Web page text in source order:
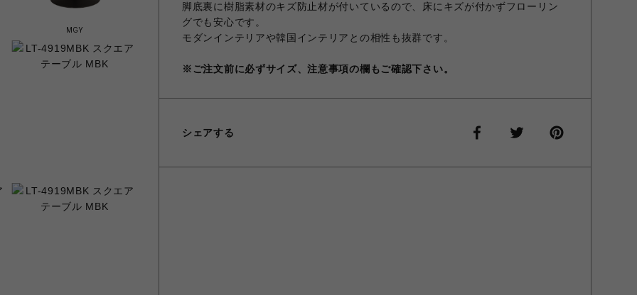
MGY
脚底裏に樹脂素材のキズ防止材が付いているので、床にキズが付かずフローリン
グでも安心です。
モダンインテリアや韓国インテリアとの相性も抜群です。
※ご注文前に必ずサイズ、注意事項の欄もご確認下さい。
シェアする